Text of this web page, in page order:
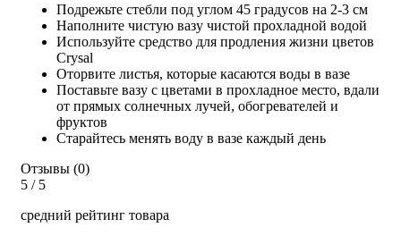
Подрежьте стебли под углом 45 градусов на 2-3 см
Наполните чистую вазу чистой прохладной водой
Используйте средство для продления жизни цветов
Crysal
Оторвите листья, которые касаются воды в вазе
Поставьте вазу с цветами в прохладное место, вдали
от прямых солнечных лучей, обогревателей и
фруктов
Старайтесь менять воду в вазе каждый день
Отзывы (0)
5 / 5
средний рейтинг товара